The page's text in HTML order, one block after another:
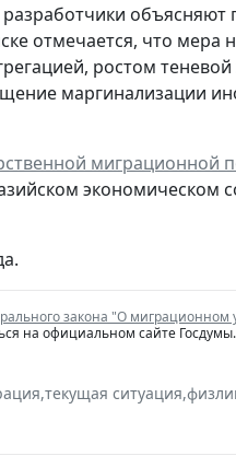
объясняют
отмечается, что мера
ростом
маргинализации
миграционной
закона "О миграционном
на официальном сайте Госдумы.
,текущая ситуация,